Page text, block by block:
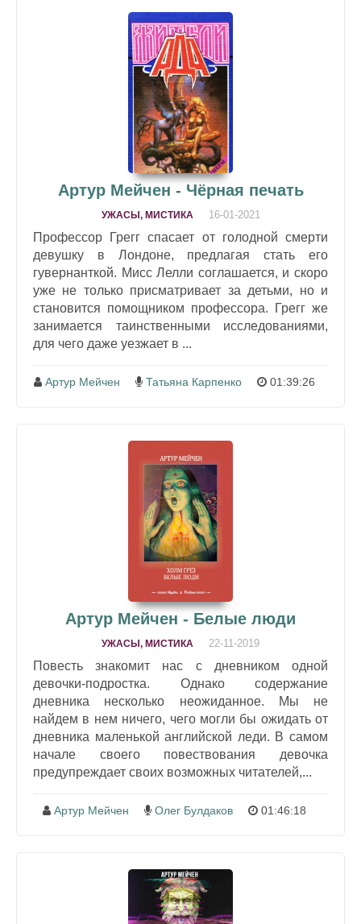
Артур Мейчен - Чёрная печать
УЖАСЫ, МИСТИКА 16-01-2021
Профессор Грегг спасает от голодной смерти
девушку в Лондоне, предлагая стать его
гувернанткой. Мисс Лелли соглашается, и скоро
уже не только присматривает за детьми, но и
становится помощником профессора. Грегг же
занимается таинственными исследованиями,
для чего даже уезжает в ...
Артур Мейчен Татьяна Карпенко 01:39:26
Артур Мейчен - Белые люди
УЖАСЫ, МИСТИКА 22-11-2019
Повесть знакомит нас с дневником одной
девочки-подростка. Однако содержание
дневника несколько неожиданное. Мы не
найдем в нем ничего, чего могли бы ожидать от
дневника маленькой английской леди. В самом
начале своего повествования девочка
предупреждает своих возможных читателей,...
Артур Мейчен Олег Булдаков 01:46:18